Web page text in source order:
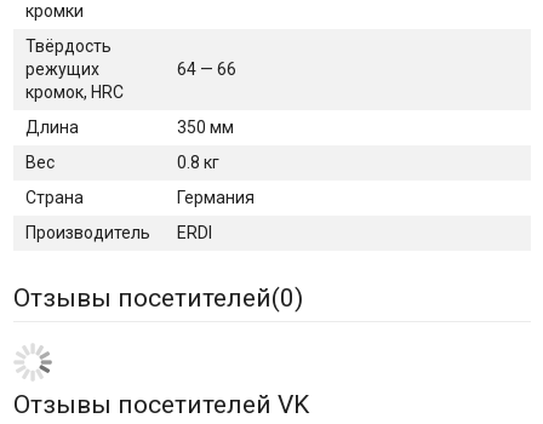
кромки
Твёрдость
режущих
кромок, HRC
64 — 66
Длина
350 мм
Вес
0.8 кг
Страна
Германия
Производитель
ERDI
Отзывы посетителей(0)
Отзывы посетителей VK